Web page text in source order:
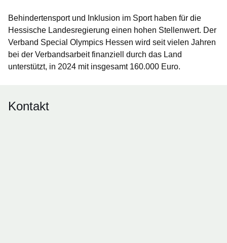
Behindertensport und Inklusion im Sport haben für die
Hessische Landesregierung einen hohen Stellenwert. Der
Verband Special Olympics Hessen wird seit vielen Jahren
bei der Verbandsarbeit finanziell durch das Land
unterstützt, in 2024 mit insgesamt 160.000 Euro.
Kontakt